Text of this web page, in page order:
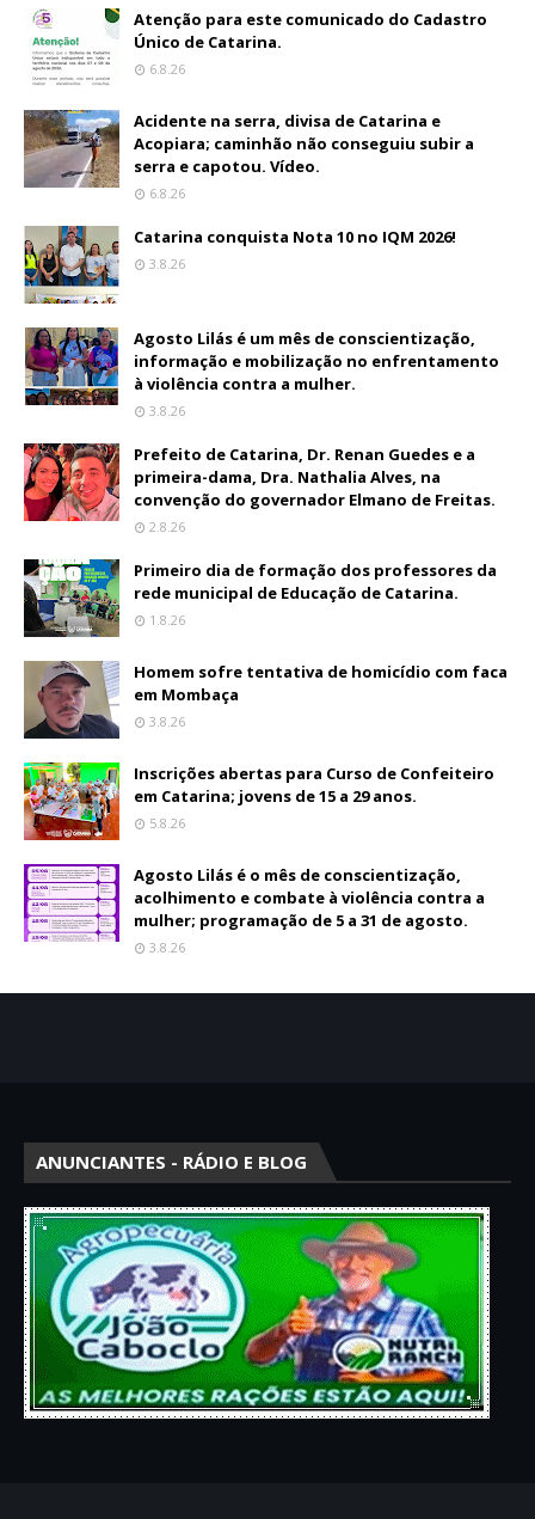
Atenção para este comunicado do Cadastro
Único de Catarina.
6.8.26
Acidente na serra, divisa de Catarina e
Acopiara; caminhão não conseguiu subir a
serra e capotou. Vídeo.
6.8.26
Catarina conquista Nota 10 no IQM 2026!
3.8.26
Agosto Lilás é um mês de conscientização,
informação e mobilização no enfrentamento
à violência contra a mulher.
3.8.26
Prefeito de Catarina, Dr. Renan Guedes e a
primeira-dama, Dra. Nathalia Alves, na
convenção do governador Elmano de Freitas.
2.8.26
Primeiro dia de formação dos professores da
rede municipal de Educação de Catarina.
1.8.26
Homem sofre tentativa de homicídio com faca
em Mombaça
3.8.26
Inscrições abertas para Curso de Confeiteiro
em Catarina; jovens de 15 a 29 anos.
5.8.26
Agosto Lilás é o mês de conscientização,
acolhimento e combate à violência contra a
mulher; programação de 5 a 31 de agosto.
3.8.26
ANUNCIANTES - RÁDIO E BLOG